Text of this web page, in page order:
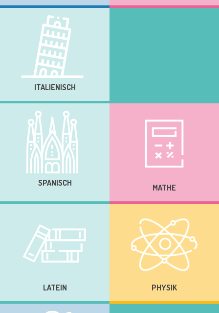
ITALIENISCH
SPANISCH MATHE
LATEIN PHYSIK